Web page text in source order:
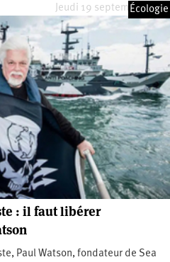
Jeudi 19 septembre 2024
Écologie
: il faut libérer
Paul Watson, fondateur de Sea